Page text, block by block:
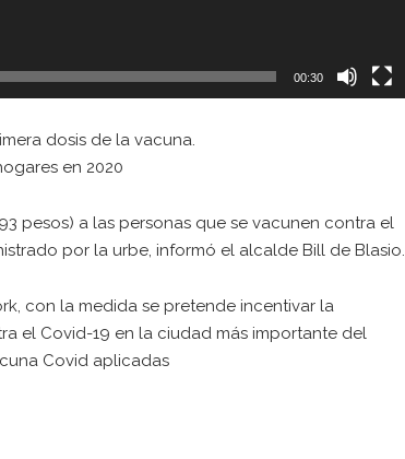
00:30
dosis de la vacuna.
en 2020
pesos) a las personas que se vacunen contra el
por la urbe, informó el alcalde Bill de Blasio.
con la medida se pretende incentivar la
el Covid-19 en la ciudad más importante del
Covid aplicadas